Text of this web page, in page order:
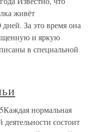
живёт
За это время она
и яркую
в специальной
нормальная
состоит